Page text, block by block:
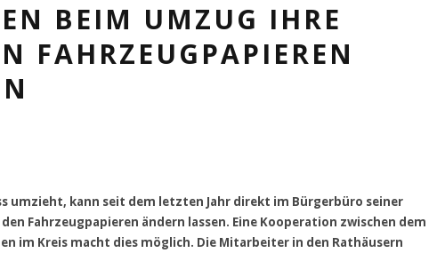
BEIM UMZUG IHRE
FAHRZEUGPAPIEREN
umzieht, kann seit dem letzten Jahr direkt im Bürgerbüro seiner
Fahrzeugpapieren ändern lassen. Eine Kooperation zwischen dem
im Kreis macht dies möglich. Die Mitarbeiter in den Rathäusern